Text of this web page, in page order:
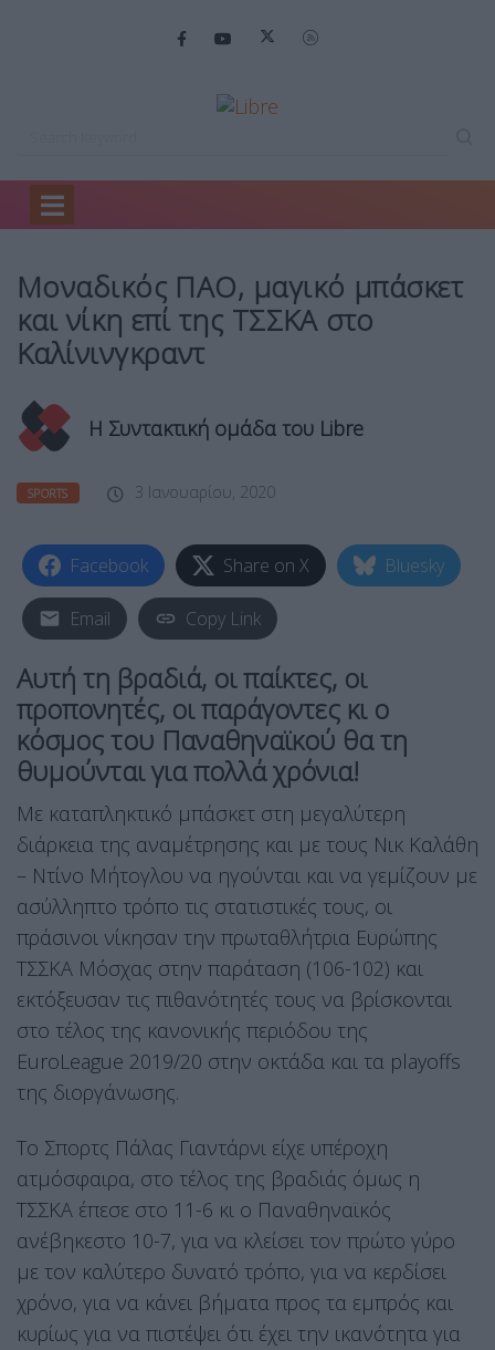
Home
Μοναδικός ΠΑΟ, μαγικό μπάσκετ
και νίκη επί της ΤΣΣΚΑ στο
Καλίνινγκραντ
Η Συντακτική ομάδα του Libre
SPORTS 3 Ιανουαρίου, 2020
Facebook Share on X Bluesky
Email Copy Link
Αυτή τη βραδιά, οι παίκτες, οι
προπονητές, οι παράγοντες κι ο
κόσμος του Παναθηναϊκού θα τη
θυμούνται για πολλά χρόνια!
Με καταπληκτικό μπάσκετ στη μεγαλύτερη
διάρκεια της αναμέτρησης και με τους Νικ Καλάθη
– Ντίνο Μήτογλου να ηγούνται και να γεμίζουν με
ασύλληπτο τρόπο τις στατιστικές τους, οι
πράσινοι νίκησαν την πρωταθλήτρια Ευρώπης
ΤΣΣΚΑ Μόσχας στην παράταση (106-102) και
εκτόξευσαν τις πιθανότητές τους να βρίσκονται
στο τέλος της κανονικής περιόδου της
EuroLeague 2019/20 στην οκτάδα και τα playoffs
της διοργάνωσης.
Το Σπορτς Πάλας Γιαντάρνι είχε υπέροχη
ατμόσφαιρα, στο τέλος της βραδιάς όμως η
ΤΣΣΚΑ έπεσε στο 11-6 κι ο Παναθηναϊκός
ανέβηκεστο 10-7, για να κλείσει τον πρώτο γύρο
με τον καλύτερο δυνατό τρόπο, για να κερδίσει
χρόνο, για να κάνει βήματα προς τα εμπρός και
κυρίως για να πιστέψει ότι έχει την ικανότητα για